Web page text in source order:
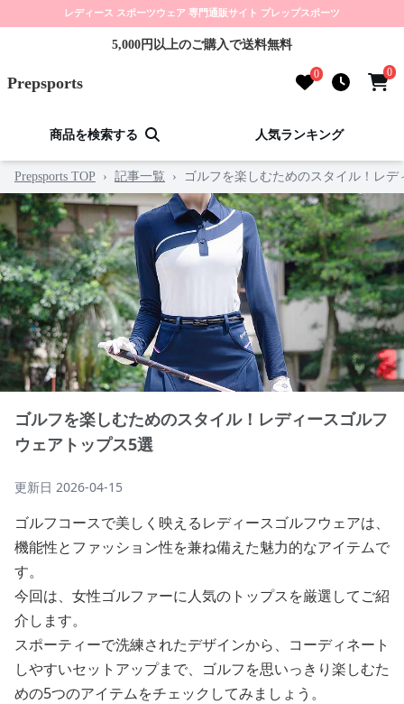
レディース スポーツウェア 専門通販サイト プレップスポーツ
5,000円以上のご購入で送料無料
Prepsports 0 0
商品を検索する 人気ランキング
Prepsports TOP › 記事一覧 › ゴルフを楽しむためのスタイル！レ
ゴルフを楽しむためのスタイル！レディースゴルフ
ウェアトップス5選
更新日 2026-04-15
ゴルフコースで美しく映えるレディースゴルフウェアは、
機能性とファッション性を兼ね備えた魅力的なアイテムで
す。
今回は、女性ゴルファーに人気のトップスを厳選してご紹
介します。
スポーティーで洗練されたデザインから、コーディネート
しやすいセットアップまで、ゴルフを思いっきり楽しむた
めの5つのアイテムをチェックしてみましょう。